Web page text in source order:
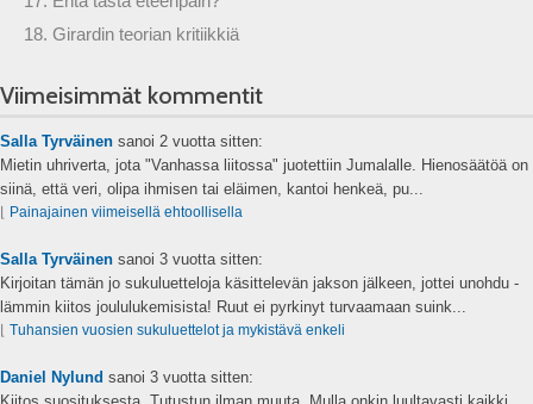
18. Girardin teorian kritiikkiä
Viimeisimmät kommentit
Salla Tyrväinen sanoi 2 vuotta sitten:
Mietin uhriverta, jota "Vanhassa liitossa" juotettiin Jumalalle. Hienosäätöä on
siinä, että veri, olipa ihmisen tai eläimen, kantoi henkeä, pu...
⌊ Painajainen viimeisellä ehtoollisella
Salla Tyrväinen sanoi 3 vuotta sitten:
Kirjoitan tämän jo sukuluetteloja käsittelevän jakson jälkeen, jottei unohdu -
lämmin kiitos joululukemisista! Ruut ei pyrkinyt turvaamaan suink...
⌊ Tuhansien vuosien sukuluettelot ja mykistävä enkeli
Daniel Nylund sanoi 3 vuotta sitten:
Kiitos suosituksesta. Tutustun ilman muuta. Mulla onkin luultavasti kaikki